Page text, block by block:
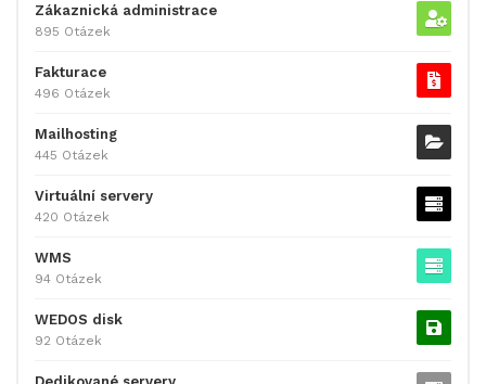
Zákaznická administrace
895 Otázek
Fakturace
496 Otázek
Mailhosting
445 Otázek
Virtuální servery
420 Otázek
WMS
94 Otázek
WEDOS disk
92 Otázek